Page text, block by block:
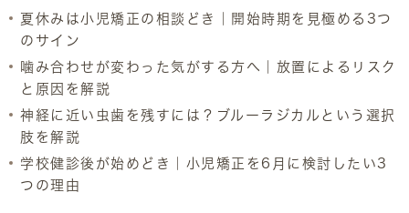
夏休みは小児矯正の相談どき｜開始時期を見極める3つ
のサイン
噛み合わせが変わった気がする方へ｜放置によるリスク
と原因を解説
神経に近い虫歯を残すには？ブルーラジカルという選択
肢を解説
学校健診後が始めどき｜小児矯正を6月に検討したい3
つの理由